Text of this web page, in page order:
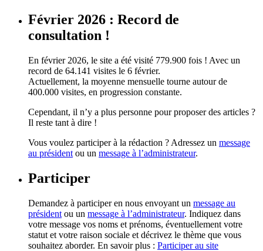
Février 2026 : Record de
consultation !
En février 2026, le site a été visité 779.900 fois ! Avec un
record de 64.141 visites le 6 février.
Actuellement, la moyenne mensuelle tourne autour de
400.000 visites, en progression constante.
Cependant, il n’y a plus personne pour proposer des articles ?
Il reste tant à dire !
Vous voulez participer à la rédaction ? Adressez un message
au président ou un message à l’administrateur.
Participer
Demandez à participer en nous envoyant un message au
président ou un message à l’administrateur. Indiquez dans
votre message vos noms et prénoms, éventuellement votre
statut et votre raison sociale et décrivez le thème que vous
souhaitez aborder. En savoir plus : Participer au site